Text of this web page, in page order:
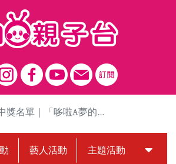
獎名單｜「哆啦A夢的知識百寶袋！」贈獎活動
藝人活動 主題活動 中獎名